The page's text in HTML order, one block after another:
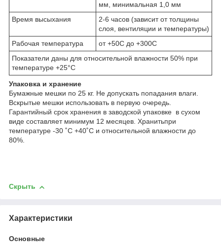
мм, минимальная 1,0 мм
Время высыхания
2-6 часов (зависит от толщины
слоя, вентиляции и температуры)
Рабочая температура
от +50С до +300С
Показатели даны для относительной влажности 50% при
температуре +25°С
Упаковка и хранение
Бумажные мешки по 25 кг. Не допускать попадания влаги.
Вскрытые мешки использовать в первую очередь.
Гарантийный срок хранения в заводской упаковке в сухом
виде составляет минимум 12 месяцев. Хранитьпри
температуре -30 ˚С +40˚С и относительной влажности до
80%.
Скрыть
Характеристики
Основные